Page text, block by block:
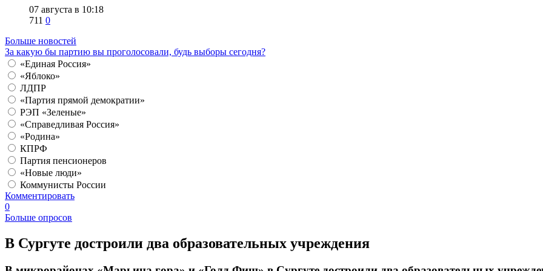
07 августа в 10:18
711 0
Больше новостей
За какую бы партию вы проголосовали, будь выборы сегодня?
«Единая Россия»
«Яблоко»
ЛДПР
«Партия прямой демократии»
РЭП «Зеленые»
«Справедливая Россия»
«Родина»
КПРФ
Партия пенсионеров
«Новые люди»
Коммунисты России
Комментировать
0
Больше опросов
​В Сургуте достроили два образовательных учреждения